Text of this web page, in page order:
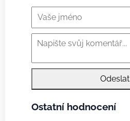
Odeslat
Ostatní hodnocení